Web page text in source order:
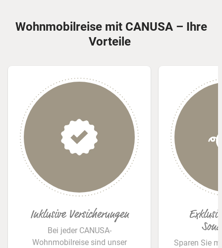
Wohnmobilreise mit CANUSA – Ihre
Vorteile
Inklusive Versicherungen
Bei jeder CANUSA-
Wohnmobilreise sind unser
Sparen Sie